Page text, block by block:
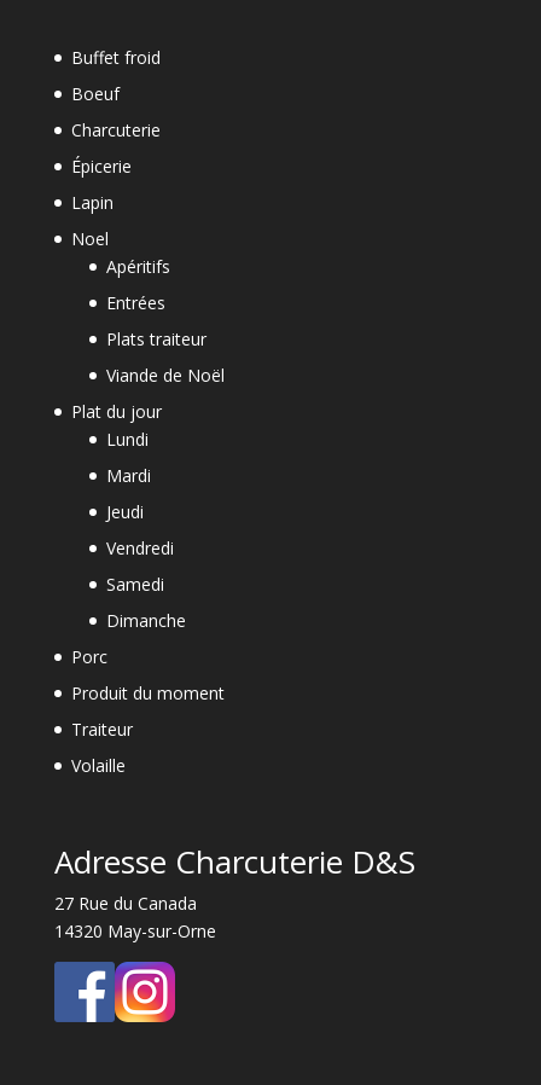
Buffet froid
Boeuf
Charcuterie
Épicerie
Lapin
Noel
Apéritifs
Entrées
Plats traiteur
Viande de Noël
Plat du jour
Lundi
Mardi
Jeudi
Vendredi
Samedi
Dimanche
Porc
Produit du moment
Traiteur
Volaille
Adresse Charcuterie D&S
27 Rue du Canada
14320 May-sur-Orne